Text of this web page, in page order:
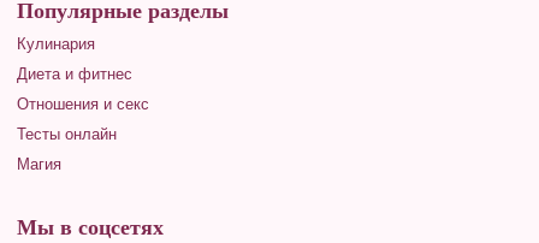
Популярные разделы
Кулинария
Диета и фитнес
Отношения и секс
Тесты онлайн
Магия
Мы в соцсетях